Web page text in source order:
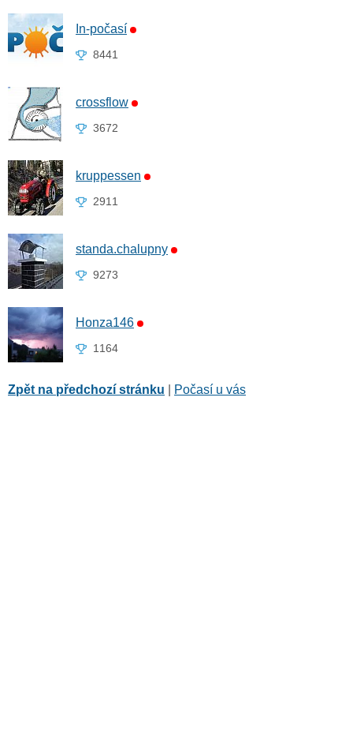
In-počasí
8441
crossflow
3672
kruppessen
2911
standa.chalupny
9273
Honza146
1164
Zpět na předchozí stránku Počasí u vás